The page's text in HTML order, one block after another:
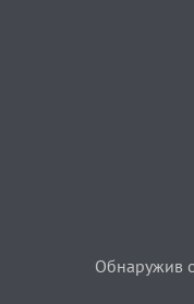
Обнаружив